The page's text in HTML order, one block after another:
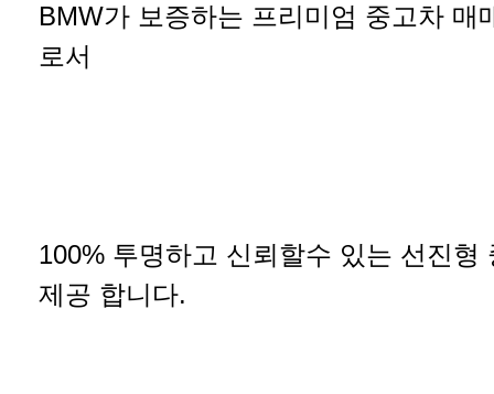
BMW가 보증하는 프리미엄 중고차 매
로서
100% 투명하고 신뢰할수 있는 선진형
제공 합니다.